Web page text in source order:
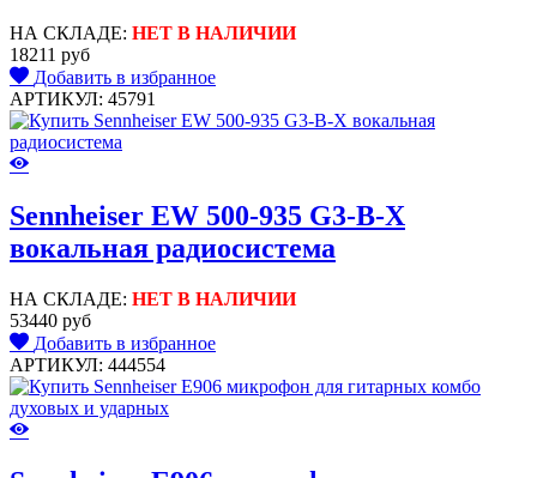
НА СКЛАДЕ: НЕТ В НАЛИЧИИ
18211 руб
Добавить в избранное
АРТИКУЛ: 45791
Sennheiser EW 500-935 G3-B-X
вокальная радиосистема
НА СКЛАДЕ: НЕТ В НАЛИЧИИ
53440 руб
Добавить в избранное
АРТИКУЛ: 444554